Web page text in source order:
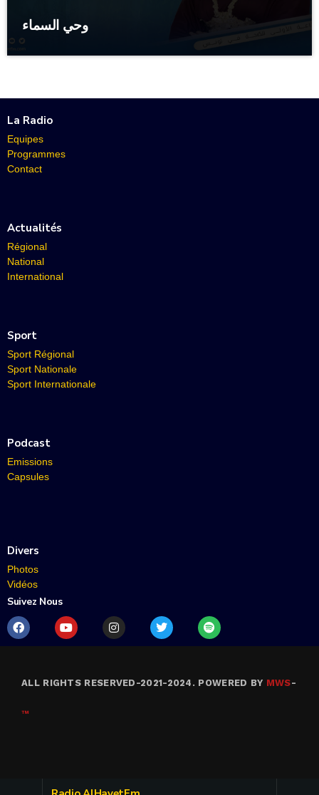
وحي السماء
La Radio
Equipes
Programmes
Contact
Actualités
Régional
National
International
Sport
Sport Régional
Sport Nationale
Sport Internationale
Podcast
Emissions
Capsules
Divers
Photos
Vidéos
Suivez Nous
ALL RIGHTS RESERVED-2021-2024. POWERED BY MWS-
™